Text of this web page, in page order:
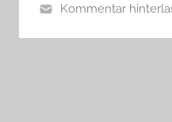
Kommentar